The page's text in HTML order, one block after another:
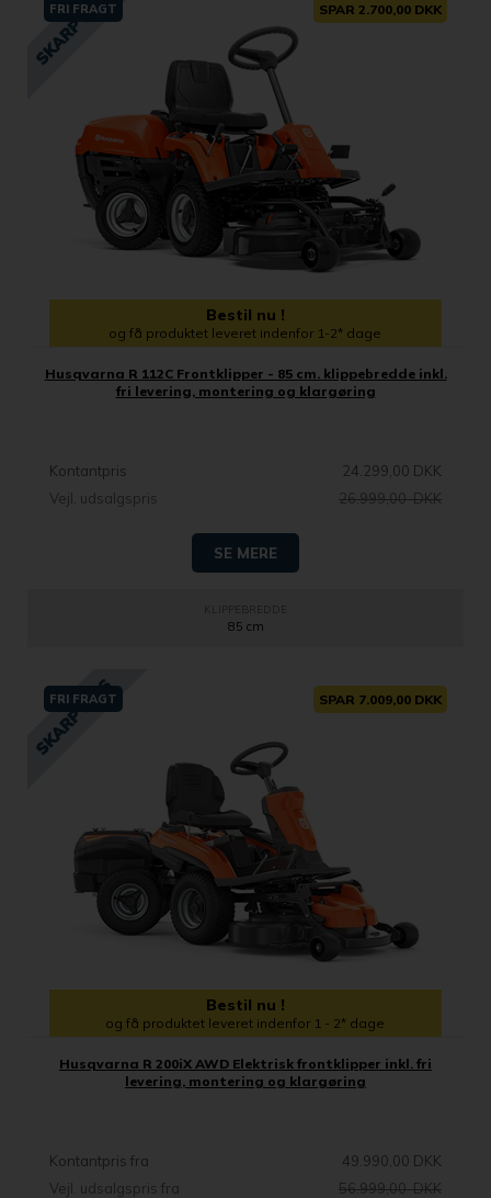
FRI FRAGT SPAR 2.700,00 DKK
Bestil nu !
og få produktet leveret indenfor 1-2* dage
Husqvarna R 112C Frontklipper - 85 cm. klippebredde inkl.
fri levering, montering og klargøring
Kontantpris
24.299,00 DKK
Vejl. udsalgspris
26.999,00 DKK
SE MERE
85 cm
FRI FRAGT SPAR 7.009,00 DKK
Bestil nu !
og få produktet leveret indenfor 1 - 2* dage
Husqvarna R 200iX AWD Elektrisk frontklipper inkl. fri
levering, montering og klargøring
Kontantpris fra
49.990,00 DKK
Vejl. udsalgspris fra
56.999,00 DKK